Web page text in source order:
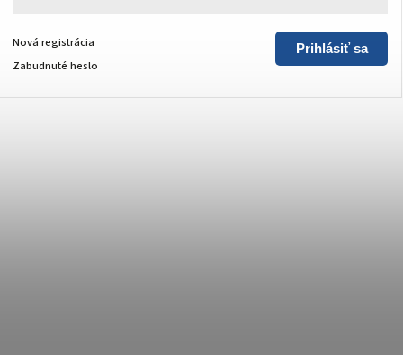
Prihlásiť sa
Nová registrácia
Zabudnuté heslo